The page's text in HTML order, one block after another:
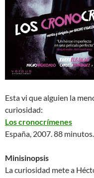
Esta vi que alguien la
curiosidad:
Los cronocrímenes
España, 2007. 88 minutos.
Minisinopsis
La curiosidad mete a